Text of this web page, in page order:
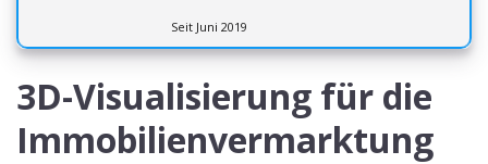
3D-Visualisierung für die
Immobilienvermarktung
Seit Juni 2019